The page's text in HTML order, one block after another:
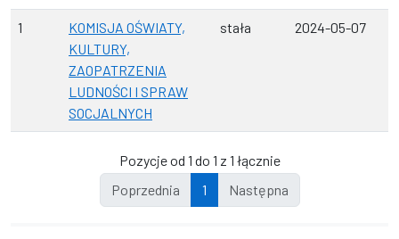
1
KOMISJA OŚWIATY,
KULTURY,
ZAOPATRZENIA
LUDNOŚCI I SPRAW
SOCJALNYCH
stała 2024-05-07
Pozycje od 1 do 1 z 1 łącznie
Poprzednia
1 Następna